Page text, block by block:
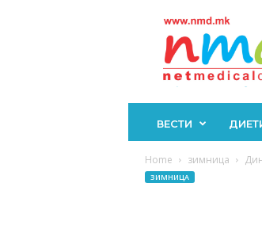
ВЕСТИ
Home зимница
ЗИМНИЦА